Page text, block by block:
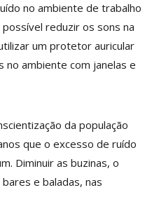
no ambiente de trabalho
reduzir os sons na
um protetor auricular
no ambiente com janelas e
da população
que o excesso de ruído
Diminuir as buzinas, o
e baladas, nas